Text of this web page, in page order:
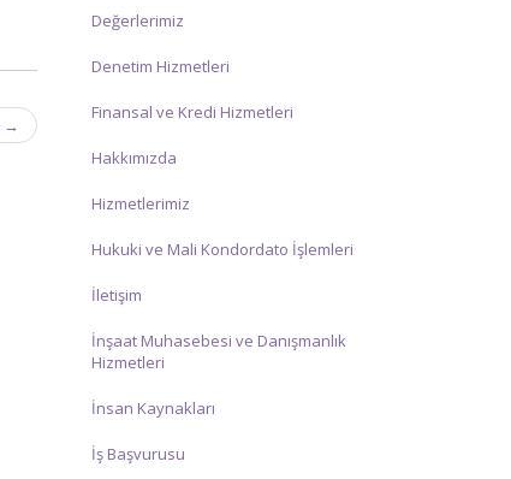
→
Değerlerimiz
Denetim Hizmetleri
Finansal ve Kredi Hizmetleri
Hakkımızda
Hizmetlerimiz
Hukuki ve Mali Kondordato İşlemleri
İletişim
İnşaat Muhasebesi ve Danışmanlık
Hizmetleri
İnsan Kaynakları
İş Başvurusu